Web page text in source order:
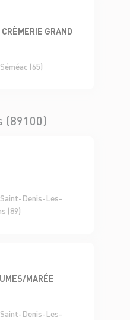
GRAND
Séméac (65)
(89100)
Saint-Denis-Les-
(89)
MARÉE
Saint-Denis-Les-